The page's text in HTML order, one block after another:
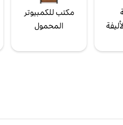
مكتب للكمبيوتر
المحمول